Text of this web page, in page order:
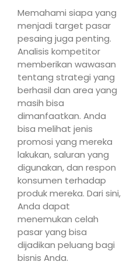
Memahami siapa yang
menjadi target pasar
pesaing juga penting.
Analisis kompetitor
memberikan wawasan
tentang strategi yang
berhasil dan area yang
masih bisa
dimanfaatkan. Anda
bisa melihat jenis
promosi yang mereka
lakukan, saluran yang
digunakan, dan respon
konsumen terhadap
produk mereka. Dari sini,
Anda dapat
menemukan celah
pasar yang bisa
dijadikan peluang bagi
bisnis Anda.